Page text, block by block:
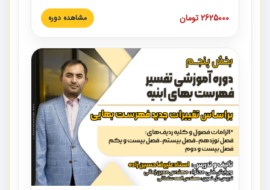
ردیف ها و مطالب فهرست بها تفسیر و ارائه شده است. این
دوره به صورت کامل تصویری بوده و به همراه تصاویر عملیات
دوره با کلام مهندس علیرضاحسین‌زاده مدیر پروژه مهندسی
مشاور در امر بازنگری فهرست بها رشته ابنیه ارائه شده و به تمام
همکارانی که در حوزه صنعت ساخت در حال فعالیت هستند حتما
توصیه می کنیم از مطالب این دوره استفاده نمایند.
2625000 تومان مشاهده دوره